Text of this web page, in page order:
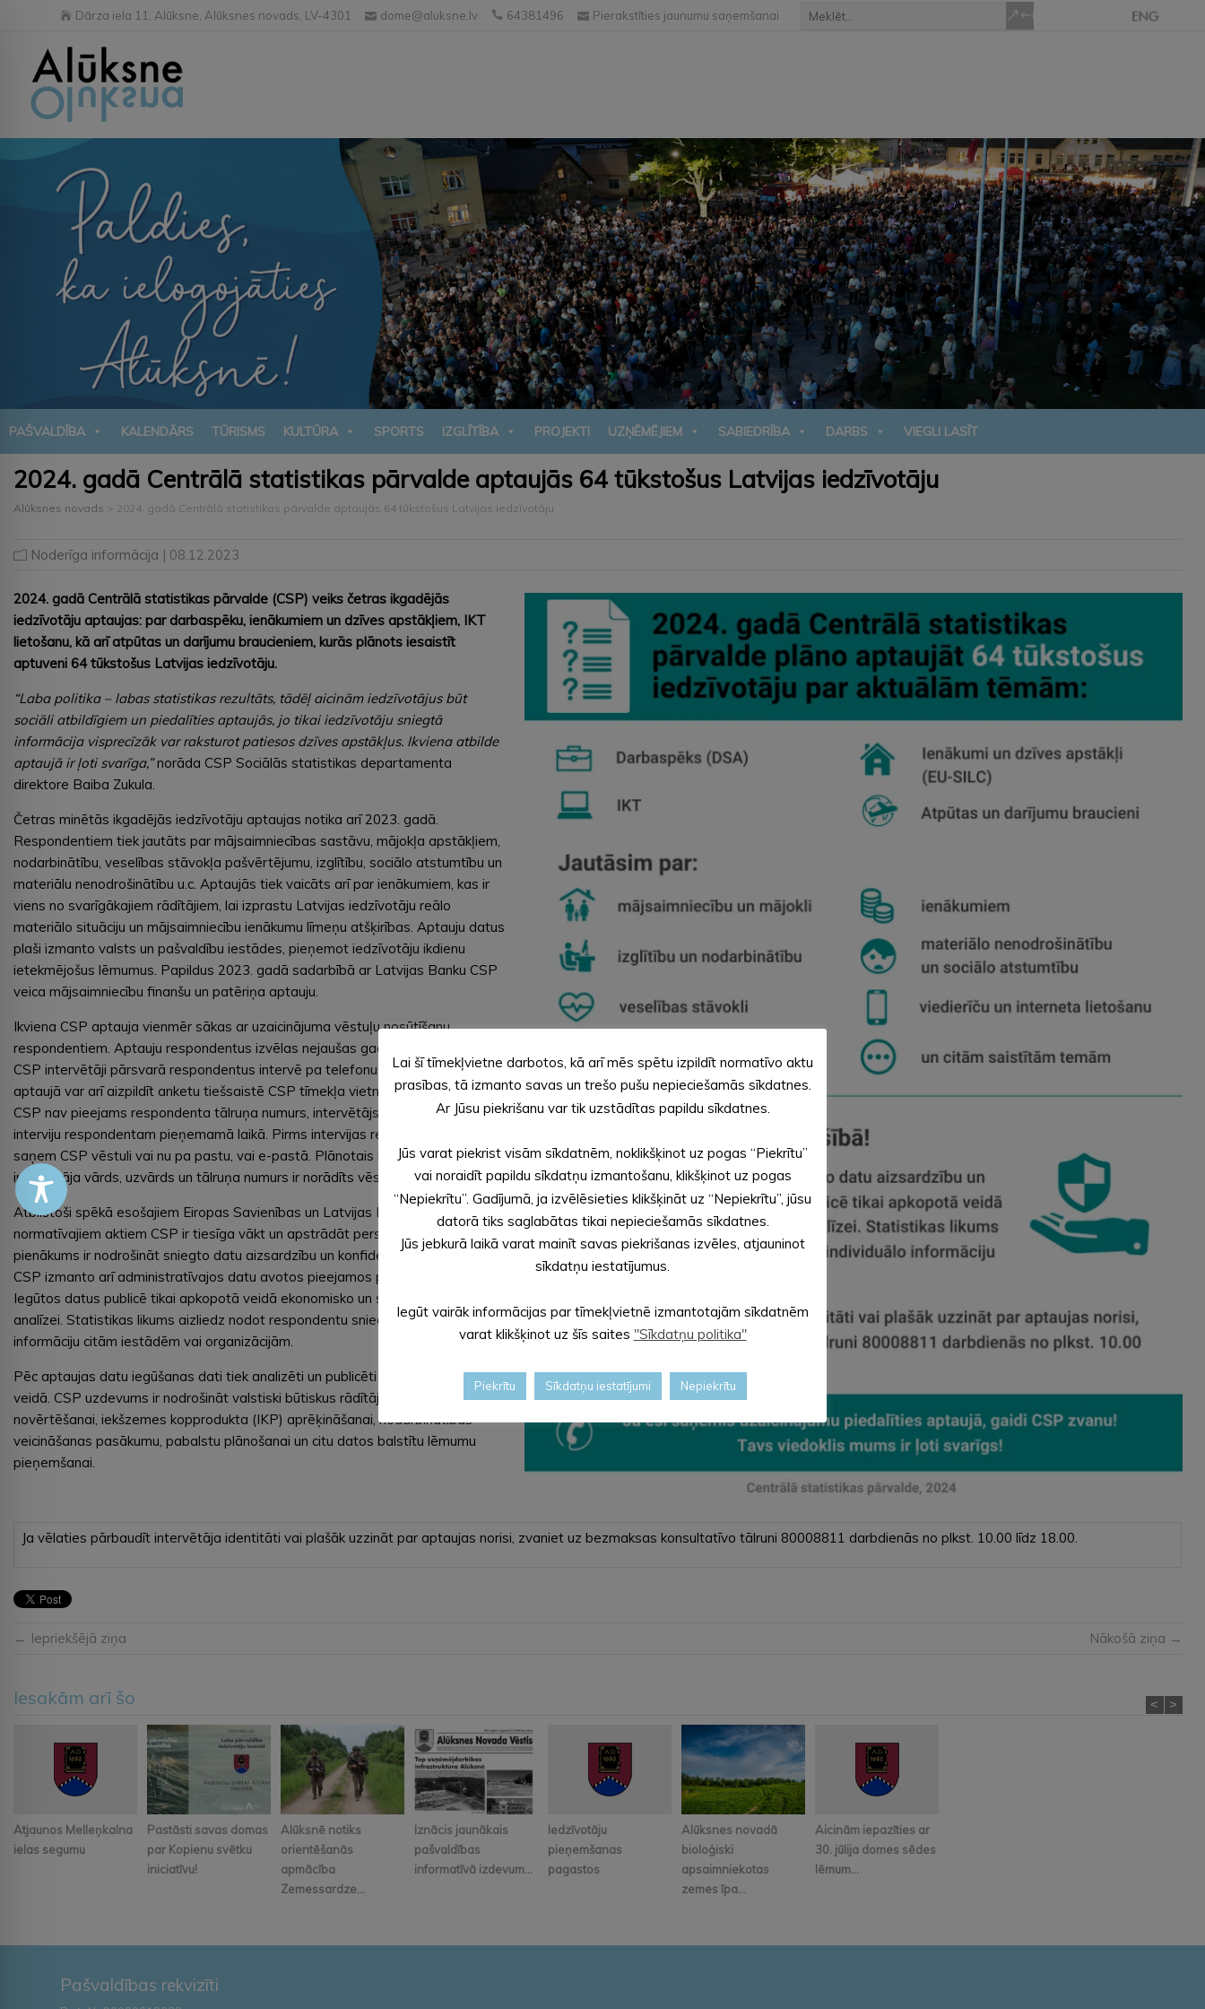
Dārza iela 11, Alūksne, Alūksnes novads, LV-4301 dome@aluksne.lv 64381496 Pierakstīties jaunumu saņemšanai
PAŠVALDĪBA KALENDĀRS TŪRISMS KULTŪRA SPORTS IZGLĪTĪBA PROJEKTI UZŅĒMĒJIEM SABIEDRĪBA DARBS VIEGLI LASĪT
2024. gadā Centrālā statistikas pārvalde aptaujās 64 tūkstošus Latvijas iedzīvotāju
Alūksnes novads > 2024. gadā Centrālā statistikas pārvalde aptaujās 64 tūkstošus Latvijas iedzīvotāju
Noderīga informācija | 08.12.2023
2024. gadā Centrālā statistikas pārvalde (CSP) veiks četras ikgadējās
iedzīvotāju aptaujas: par darbaspēku, ienākumiem un dzīves apstākļiem, IKT
lietošanu, kā arī atpūtas un darījumu braucieniem, kurās plānots iesaistīt
aptuveni 64 tūkstošus Latvijas iedzīvotāju.
“Laba politika – labas statistikas rezultāts, tādēļ aicinām iedzīvotājus būt
sociāli atbildīgiem un piedalīties aptaujās, jo tikai iedzīvotāju sniegtā
informācija visprecīzāk var raksturot patiesos dzīves apstākļus. Ikviena atbilde
aptaujā ir ļoti svarīga,”norāda CSP Sociālās statistikas departamenta
direktore Baiba Zukula.
Četras minētās ikgadējās iedzīvotāju aptaujas notika arī 2023. gadā.
Respondentiem tiek jautāts par mājsaimniecības sastāvu, mājokļa apstākļiem,
nodarbinātību, veselības stāvokļa pašvērtējumu, izglītību, sociālo atstumtību un
materiālu nenodrošinātību u.c. Aptaujās tiek vaicāts arī par ienākumiem, kas ir
viens no svarīgākajiem rādītājiem, lai izprastu Latvijas iedzīvotāju reālo
materiālo situāciju un mājsaimniecību ienākumu līmeņu atšķirības. Aptauju datus
plaši izmanto valsts un pašvaldību iestādes, pieņemot iedzīvotāju ikdienu
ietekmējošus lēmumus. Papildus 2023. gadā sadarbībā ar Latvijas Banku CSP
veica mājsaimniecību finanšu un patēriņa aptauju.
Ikviena CSP aptauja vienmēr sākas ar uzaicinājuma vēstuļu nosūtīšanu
respondentiem. Aptauju respondentus izvēlas nejaušas gadījuma izlases veidā.
CSP intervētāji pārsvarā respondentus intervē pa telefonu. Jebkurā CSP
aptaujā var arī aizpildīt anketu tiešsaistē CSP tīmekļa vietnē e.csp.gov.lv. Ja
CSP nav pieejams respondenta tālruņa numurs, intervētājs veic klātienes
interviju respondentam pieņemamā laikā. Pirms intervijas respondents vienmēr
saņem CSP vēstuli vai nu pa pastu, vai e-pastā. Plānotais intervijas laiks,
intervētāja vārds, uzvārds un tālruņa numurs ir norādīts vēstules otrā pusē.
Atbilstoši spēkā esošajiem Eiropas Savienības un Latvijas Republikas
normatīvajiem aktiem CSP ir tiesīga vākt un apstrādāt personu datus, un tās
pienākums ir nodrošināt sniegto datu aizsardzību un konfidencialitāti. Papildus
CSP izmanto arī administratīvajos datu avotos pieejamos personu datus.
Iegūtos datus publicē tikai apkopotā veidā ekonomisko un sociālo procesu
analīzei. Statistikas likums aizliedz nodot respondentu sniegto individuālo
informāciju citām iestādēm vai organizācijām.
Pēc aptaujas datu iegūšanas dati tiek analizēti un publicēti tikai apkopotā
veidā. CSP uzdevums ir nodrošināt valstiski būtiskus rādītājus darba tirgus
novērtēšanai, iekšzemes kopprodukta (IKP) aprēķināšanai, nodarbinātības
veicināšanas pasākumu, pabalstu plānošanai un citu datos balstītu lēmumu
pieņemšanai.
Ja vēlaties pārbaudīt intervētāja identitāti vai plašāk uzzināt par aptaujas norisi, zvaniet uz bezmaksas konsultatīvo tālruni 80008811 darbdienās no plkst. 10.00 līdz 18.00.
← Iepriekšējā ziņa Nākošā ziņa →
Iesakām arī šo
Atjaunos Melleņkalna
ielas segumu
Pastāsti savas domas
par Kopienu svētku
iniciatīvu!
Alūksnē notiks
orientēšanās
apmācība
Zemessardze...
Iznācis jaunākais
pašvaldības
informatīvā izdevum...
Iedzīvotāju
pieņemšanas
pagastos
Alūksnes novadā
bioloģiski
apsaimniekotas
zemes īpa...
Aicinām iepazīties ar
30. jūlija domes sēdes
lēmum...
< >
Pašvaldības rekvizīti
Lai šī tīmekļvietne darbotos, kā arī mēs spētu izpildīt normatīvo aktu
prasības, tā izmanto savas un trešo pušu nepieciešamās sīkdatnes.
Ar Jūsu piekrišanu var tik uzstādītas papildu sīkdatnes.
Jūs varat piekrist visām sīkdatnēm, noklikšķinot uz pogas “Piekrītu”
vai noraidīt papildu sīkdatņu izmantošanu, klikšķinot uz pogas
“Nepiekrītu”. Gadījumā, ja izvēlēsieties klikšķināt uz “Nepiekrītu”, jūsu
datorā tiks saglabātas tikai nepieciešamās sīkdatnes.
Jūs jebkurā laikā varat mainīt savas piekrišanas izvēles, atjauninot
sīkdatņu iestatījumus.
Iegūt vairāk informācijas par tīmekļvietnē izmantotajām sīkdatnēm
varat klikšķinot uz šīs saites "Sīkdatņu politika"
Piekrītu Sīkdatņu iestatījumi Nepiekrītu